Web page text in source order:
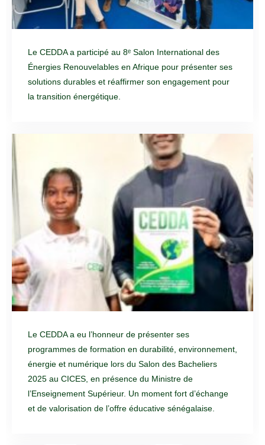
Le CEDDA a participé au 8ᵉ Salon International des
Énergies Renouvelables en Afrique pour présenter ses
solutions durables et réaffirmer son engagement pour
la transition énergétique.
Le CEDDA a eu l’honneur de présenter ses
programmes de formation en durabilité, environnement,
énergie et numérique lors du Salon des Bacheliers
2025 au CICES, en présence du Ministre de
l’Enseignement Supérieur. Un moment fort d’échange
et de valorisation de l’offre éducative sénégalaise.